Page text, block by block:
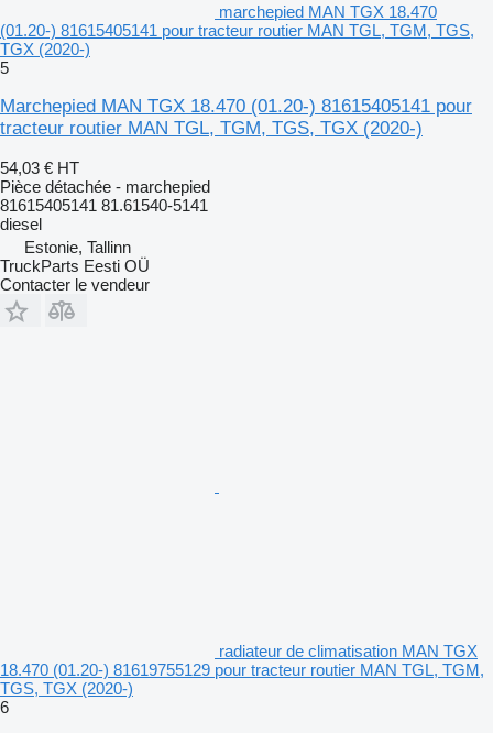
marchepied MAN TGX 18.470
(01.20-) 81615405141 pour tracteur routier MAN TGL, TGM, TGS,
TGX (2020-)
5
Marchepied MAN TGX 18.470 (01.20-) 81615405141 pour
tracteur routier MAN TGL, TGM, TGS, TGX (2020-)
54,03 € HT
Pièce détachée - marchepied
81615405141 81.61540-5141
diesel
Estonie, Tallinn
TruckParts Eesti OÜ
Contacter le vendeur
radiateur de climatisation MAN TGX
18.470 (01.20-) 81619755129 pour tracteur routier MAN TGL, TGM,
TGS, TGX (2020-)
6